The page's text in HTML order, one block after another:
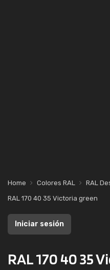
Home Colores RAL RAL
RAL 170 40 35 Victoria green
Iniciar sesión
RAL 170 40 35